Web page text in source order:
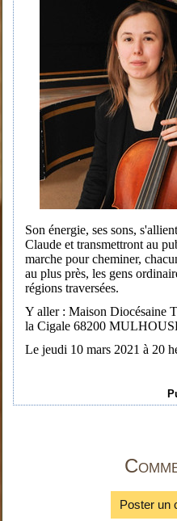
Son énergie, ses sons,
Claude et transmettront au
marche pour cheminer,
au plus près, les gens
régions traversées.
Y aller : Maison Diocésaine
la Cigale 68200
Le jeudi 10 mars 2021 à 20
Poster un